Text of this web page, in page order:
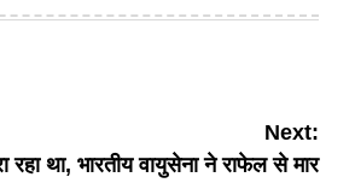
Next:
रहा था, भारतीय वायुसेना ने राफेल से मार